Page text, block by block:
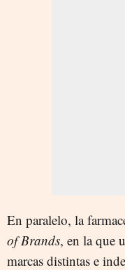
En paralelo, la
of Brands, en la que
marcas distintas e